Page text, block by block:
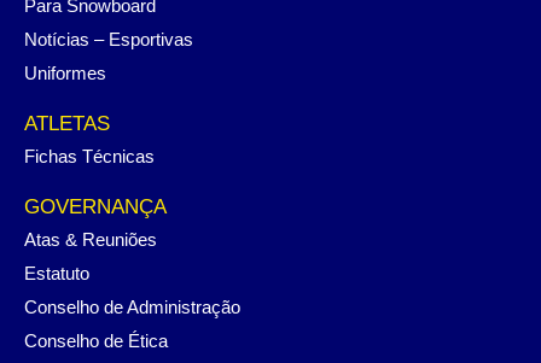
Para Snowboard
Notícias – Esportivas
Uniformes
ATLETAS
Fichas Técnicas
GOVERNANÇA
Atas & Reuniões
Estatuto
Conselho de Administração
Conselho de Ética